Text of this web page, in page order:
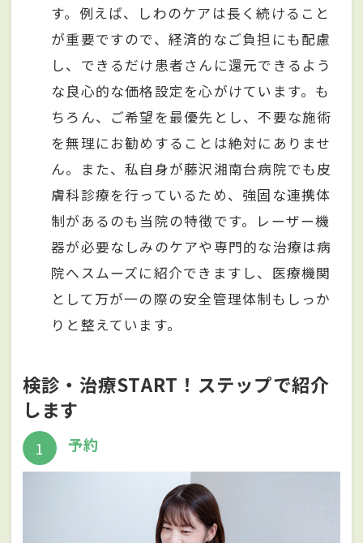
す。例えば、しわのケアは長く続けること
が重要ですので、経済的なご負担にも配慮
し、できるだけ患者さんに還元できるよう
な良心的な価格設定を心がけています。も
ちろん、ご希望を最優先とし、不要な施術
を無理にお勧めすることは絶対にありませ
ん。また、私自身が藤沢湘南台病院でも皮
膚科診療を行っているため、強固な連携体
制があるのも当院の特徴です。レーザー機
器が必要なしみのケアや専門的な治療は病
院へスムーズに紹介できますし、医療機関
として万が一の際の安全管理体制もしっか
りと整えています。
検診・治療START！ステップで紹介
します
1 予約